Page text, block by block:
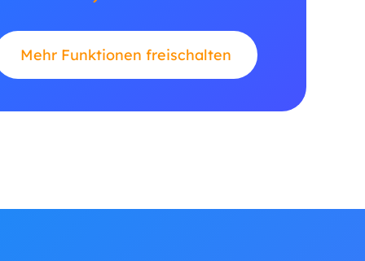
Mehr Funktionen freischalten